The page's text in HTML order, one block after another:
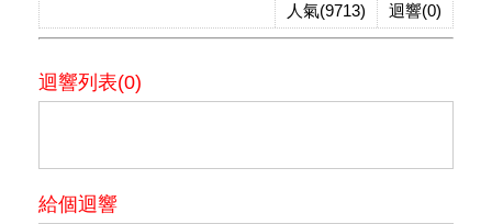
迴響(0)
人氣(9713)
迴響列表(0)
給個迴響